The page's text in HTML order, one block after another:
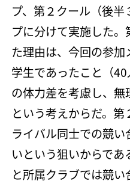
プ、第２クール（後
プに分けて実施した
た理由は、今回の参
学生であったこと（
の体力差を考慮し、
という考えからだ。第
ライバル同士での競
いという狙いからで
と所属クラブでは競